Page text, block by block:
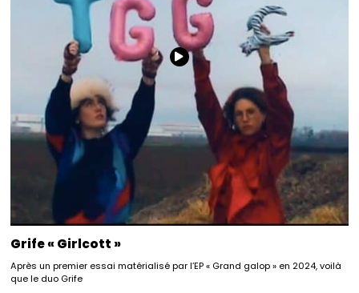
Grife « Girlcott »
Après un premier essai matérialisé par l’EP « Grand galop » en 2024, voilà
que le duo Grife